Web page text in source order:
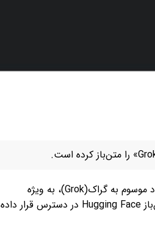
شرکت xAI متعلق به ایلان ماسک، نسخه قدیمی‌تری از مدل هوش مصنوعی خود موسوم به گراک(Grok)، به ‌ویژه
نسخه‌های مدل مورد استفاده برای شکل‌دهی مدل «Grok 2.5» را در پلتفرم متن‌باز Hugging Face در دسترس قرار داده